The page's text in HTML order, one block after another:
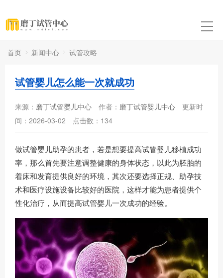
首页 新闻中心 试管攻略
试管婴儿怎么能一次就成功
来源： 磨丁试管婴儿中心 作者： 磨丁试管婴儿中心
更新时
间：2026-03-02
点击数： 134
做试管婴儿助孕的患者，若是想要提高试管婴儿移植成功
率，那么首先要注意调整健康的身体状态，以此为胚胎的
着床和发育提供良好的环境，其次还要选择正规、助孕技
术和医疗设施设备比较好的医院，这样才能为患者提供个
性化治疗，从而提高试管婴儿一次成功的经验。